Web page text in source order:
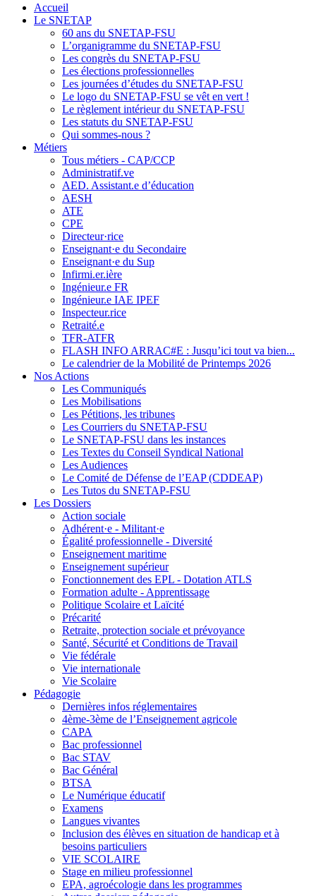
Accueil
Le SNETAP
60 ans du SNETAP-FSU
L’organigramme du SNETAP-FSU
Les congrès du SNETAP-FSU
Les élections professionnelles
Les journées d’études du SNETAP-FSU
Le logo du SNETAP-FSU se vêt en vert !
Le règlement intérieur du SNETAP-FSU
Les statuts du SNETAP-FSU
Qui sommes-nous ?
Métiers
Tous métiers - CAP/CCP
Administratif.ve
AED. Assistant.e d’éducation
AESH
ATE
CPE
Directeur·rice
Enseignant·e du Secondaire
Enseignant·e du Sup
Infirmi.er.ière
Ingénieur.e FR
Ingénieur.e IAE IPEF
Inspecteur.rice
Retraité.e
TFR-ATFR
FLASH INFO ARRAC#E : Jusqu’ici tout va bien...
Le calendrier de la Mobilité de Printemps 2026
Nos Actions
Les Communiqués
Les Mobilisations
Les Pétitions, les tribunes
Les Courriers du SNETAP-FSU
Le SNETAP-FSU dans les instances
Les Textes du Conseil Syndical National
Les Audiences
Le Comité de Défense de l’EAP (CDDEAP)
Les Tutos du SNETAP-FSU
Les Dossiers
Action sociale
Adhérent·e - Militant·e
Égalité professionnelle - Diversité
Enseignement maritime
Enseignement supérieur
Fonctionnement des EPL - Dotation ATLS
Formation adulte - Apprentissage
Politique Scolaire et Laïcité
Précarité
Retraite, protection sociale et prévoyance
Santé, Sécurité et Conditions de Travail
Vie fédérale
Vie internationale
Vie Scolaire
Pédagogie
Dernières infos réglementaires
4ème-3ème de l’Enseignement agricole
CAPA
Bac professionnel
Bac STAV
Bac Général
BTSA
Le Numérique éducatif
Examens
Langues vivantes
Inclusion des élèves en situation de handicap et à
besoins particuliers
VIE SCOLAIRE
Stage en milieu professionnel
EPA, agroécologie dans les programmes